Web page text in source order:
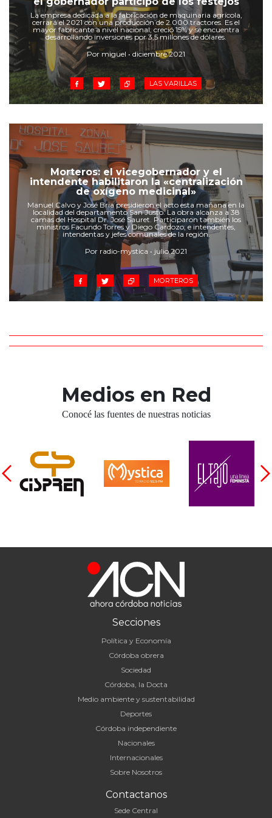
Cruz del Eje
Corredor de Ansenuza
La Carlota y zona
Laboulaye y sur
Bell Ville
Río Tercero
Despeñaderos
La empresa dedicada a la fabricación de maquinaria agrícola,
cerrará el 2021 con una producción de 2.000 tractores. Es el
mayor fabricante a nivel nacional, creció 15% y se encuentra
desarrollando inversiones por 3,5 millones de dólares.
Por miguel • diciembre 2021
LAS VARILLAS
Morteros: el vicegobernador y el
intendente habilitaron la «centralización
de oxígeno medicinal»
Manuel Calvo y José Bria presidieron el acto esta mañana en la
localidad del departamento San Justo. La obra alcanza a 38
camas del Hospital Dr. José Sauret. Participaron también los
ministros Facundo Torres y Diego Cardozo; e intendentes,
intendentas y jefes comunales de la región.
Por radio-mystica • julio 2021
MORTEROS
Medios en Red
Conocé las fuentes de nuestras noticias
Secciones
Política y Economía
Córdoba obrera
Sociedad
Córdoba, la Docta
Medio ambiente y sustentabilidad
Deportes
Córdoba independiente
Nacionales
Internacionales
Sobre Nosotros
Contactanos
Sede Central